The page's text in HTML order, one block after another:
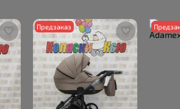
Предзаказ